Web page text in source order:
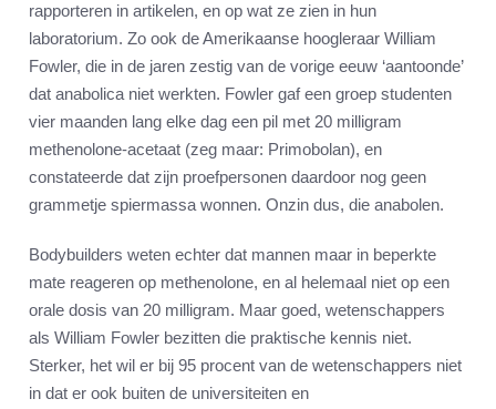
rapporteren in artikelen, en op wat ze zien in hun
laboratorium. Zo ook de Amerikaanse hoogleraar William
Fowler, die in de jaren zestig van de vorige eeuw ‘aantoonde’
dat anabolica niet werkten. Fowler gaf een groep studenten
vier maanden lang elke dag een pil met 20 milligram
methenolone-acetaat (zeg maar: Primobolan), en
constateerde dat zijn proefpersonen daardoor nog geen
grammetje spiermassa wonnen. Onzin dus, die anabolen.
Bodybuilders weten echter dat mannen maar in beperkte
mate reageren op methenolone, en al helemaal niet op een
orale dosis van 20 milligram. Maar goed, wetenschappers
als William Fowler bezitten die praktische kennis niet.
Sterker, het wil er bij 95 procent van de wetenschappers niet
in dat er ook buiten de universiteiten en